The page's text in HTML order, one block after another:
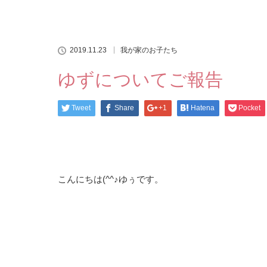
2019.11.23 我が家のお子たち
ゆずについてご報告
Tweet Share +1 Hatena Pocket
こんにちは(^^♪ゆぅです。